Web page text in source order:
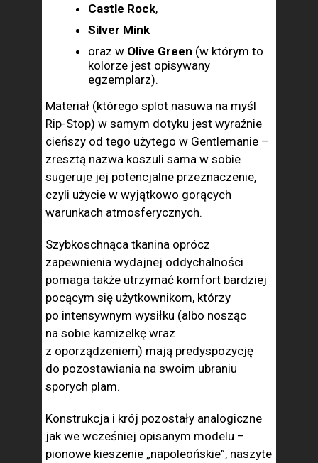
Castle Rock,
Silver Mink
oraz w Olive Green (w którym to
kolorze jest opisywany
egzemplarz).
Materiał (którego splot nasuwa na myśl
Rip-Stop) w samym dotyku jest wyraźnie
cieńszy od tego użytego w Gentlemanie –
zresztą nazwa koszuli sama w sobie
sugeruje jej potencjalne przeznaczenie,
czyli użycie w wyjątkowo gorących
warunkach atmosferycznych.
Szybkoschnąca tkanina oprócz
zapewnienia wydajnej oddychalności
pomaga także utrzymać komfort bardziej
pocącym się użytkownikom, którzy
po intensywnym wysiłku (albo nosząc
na sobie kamizelkę wraz
z oporządzeniem) mają predyspozycję
do pozostawiania na swoim ubraniu
sporych plam.
Konstrukcja i krój pozostały analogiczne
jak we wcześniej opisanym modelu –
pionowe kieszenie „napoleońskie”, naszyte